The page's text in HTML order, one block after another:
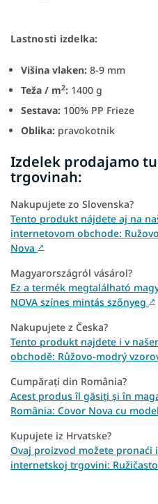
Lastnosti izdelka:
Višina vlaken: 8-9 mm
Teža / m2: 1400 g
Sestava: 100% PP Frieze
Oblika: pravokotnik
Izdelek prodajamo
trgovinah:
Nakupujete zo Slovenska?
Tento produkt nájdete aj na
internetovom obchode:
Nova ↗
Magyarországról vásárol?
Ez a termék megtalálható
NOVA színes mintás szőnyeg ↗
Nakupujete z Česka?
Tento produkt najdete i v
obchodě: Růžovo-modrý
Cumpărați din România?
Acest produs îl găsiți și în
România: Covor Nova cu
Kupujete iz Hrvatske?
Ovaj proizvod možete pronaći
internetskoj trgovini: